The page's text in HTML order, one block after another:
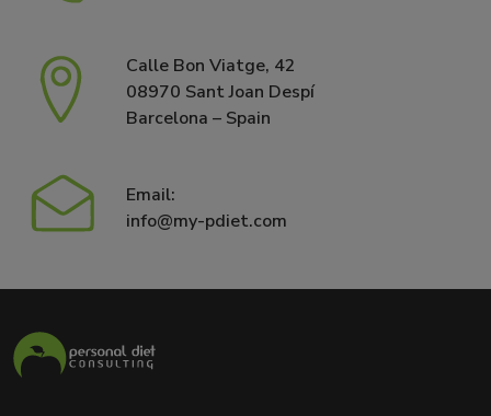
Calle Bon Viatge, 42
08970 Sant Joan Despí
Barcelona – Spain
Email:
info@my-pdiet.com